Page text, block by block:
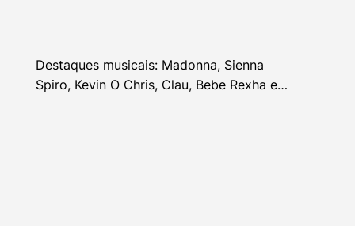
Destaques musicais: Madonna, Sienna
Spiro, Kevin O Chris, Clau, Bebe Rexha e